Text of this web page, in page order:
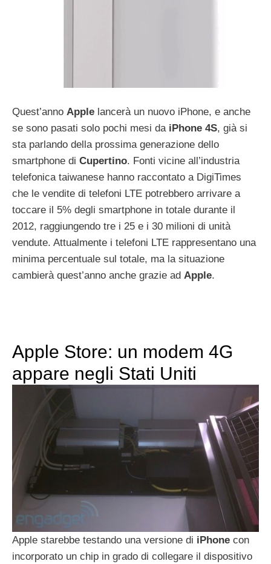
Quest’anno Apple lancerà un nuovo iPhone, e anche
se sono pasati solo pochi mesi da iPhone 4S, già si
sta parlando della prossima generazione dello
smartphone di Cupertino. Fonti vicine all’industria
telefonica taiwanese hanno raccontato a DigiTimes
che le vendite di telefoni LTE potrebbero arrivare a
toccare il 5% degli smartphone in totale durante il
2012, raggiungendo tre i 25 e i 30 milioni di unità
vendute. Attualmente i telefoni LTE rappresentano una
minima percentuale sul totale, ma la situazione
cambierà quest’anno anche grazie ad Apple.
Apple Store: un modem 4G
appare negli Stati Uniti
Apple starebbe testando una versione di iPhone con
incorporato un chip in grado di collegare il dispositivo